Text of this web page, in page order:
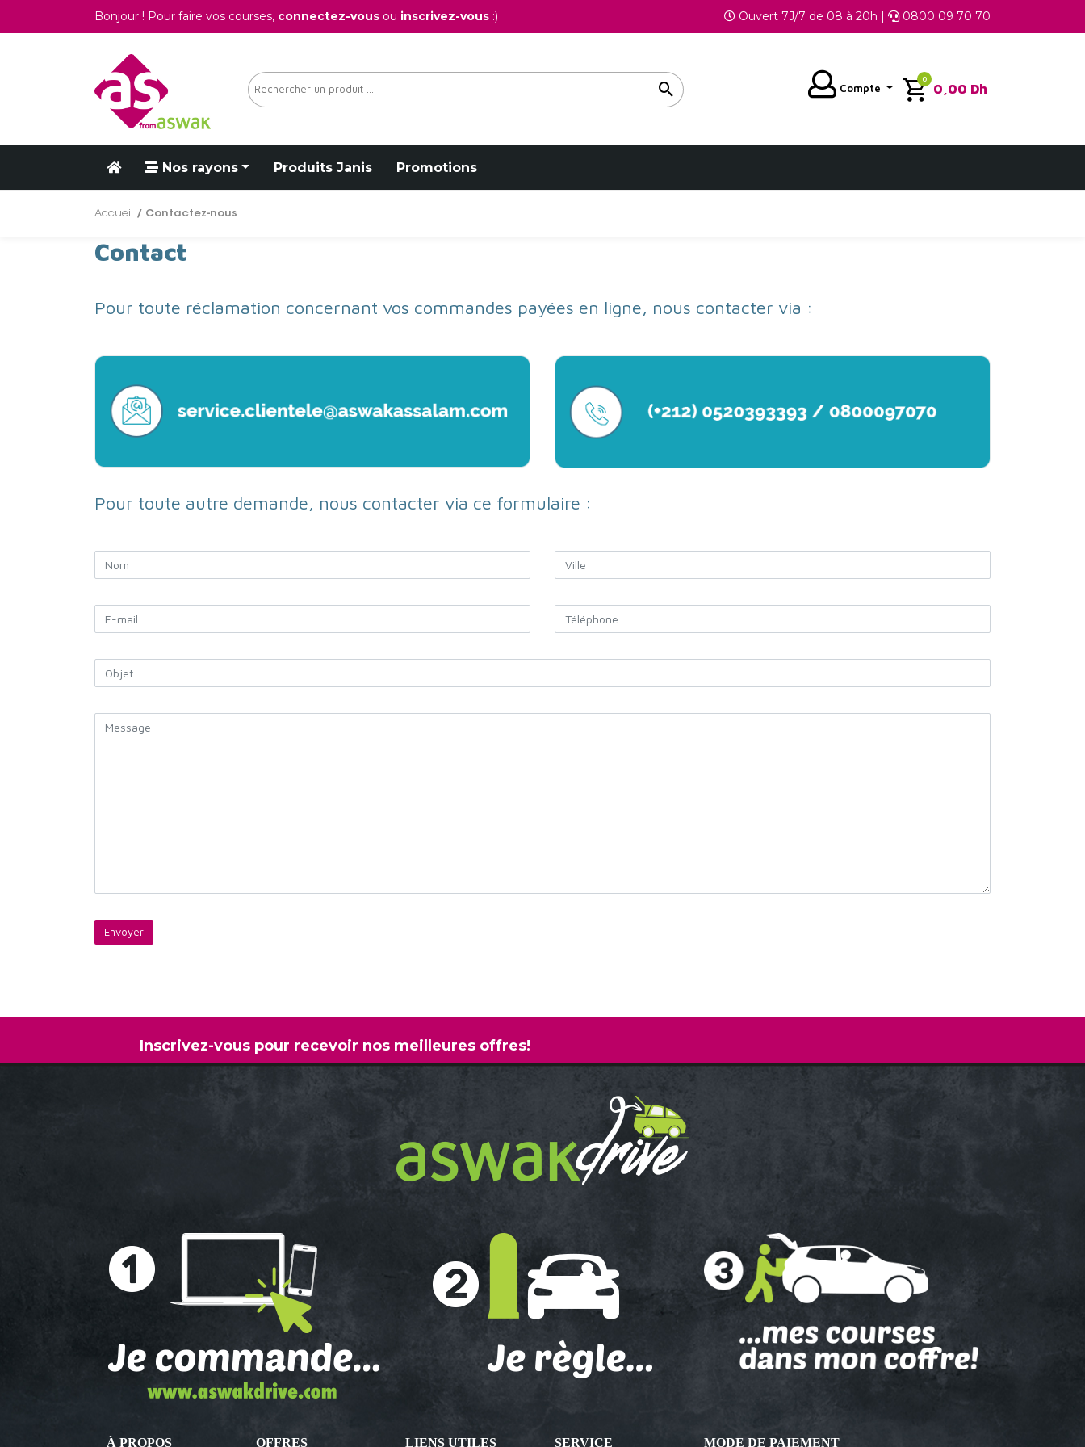
Bonjour ! Pour faire vos courses, connectez-vous ou inscrivez-vous :) Ouvert 7J/7 de 08 à 20h | 0800 09 70 70
Compte 0,00 Dh
0
Nos rayons Produits Janis Promotions
Accueil / Contactez-nous
Contact
Pour toute réclamation concernant vos commandes payées en ligne, nous contacter via :
Pour toute autre demande, nous contacter via ce formulaire :
Inscrivez-vous pour recevoir nos meilleures offres!
À PROPOS OFFRES LIENS UTILES SERVICE MODE DE PAIEMENT